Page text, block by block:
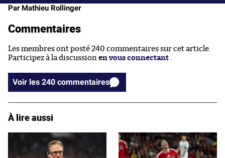
Par Mathieu Rollinger
Commentaires
Les membres ont posté 240 commentaires sur cet article.
Participez à la discussion en vous connectant .
Voir les 240 commentaires
À lire aussi